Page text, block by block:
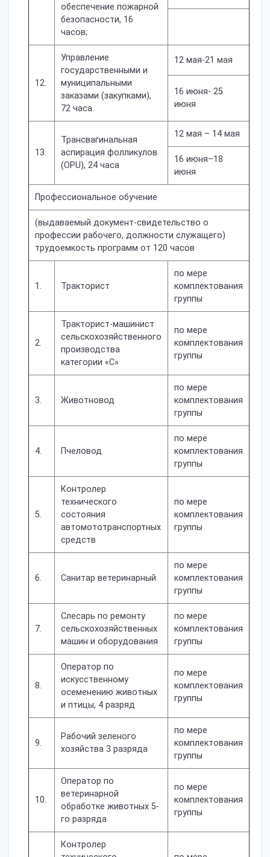
обеспечение пожарной
безопасности, 16
часов;
12.
Управление
государственными и
муниципальными
заказами (закупками),
72 часа.
12 мая-21 мая
16 июня- 25
июня
13.
Трансвагинальная
аспирация фолликулов
(OPU), 24 часа
12 мая – 14 мая
16 июня–18
июня
Профессиональное обучение
(выдаваемый документ-свидетельство о
профессии рабочего, должности служащего)
трудоемкость программ от 120 часов
1. Тракторист
по мере
комплектования
группы
2.
Тракторист-машинист
сельскохозяйственного
производства
категории «С»
по мере
комплектования
группы
3. Животновод
по мере
комплектования
группы
4. Пчеловод
по мере
комплектования
группы
5.
Контролер
технического
состояния
автомототранспортных
средств
по мере
комплектования
группы
6. Санитар ветеринарный
по мере
комплектования
группы
7.
Слесарь по ремонту
сельскохозяйственных
машин и оборудования
по мере
комплектования
группы
8.
Оператор по
искусственному
осеменению животных
и птицы, 4 разряд
по мере
комплектования
группы
9.
Рабочий зеленого
хозяйства 3 разряда
по мере
комплектования
группы
10.
Оператор по
ветеринарной
обработке животных 5-
го разряда
по мере
комплектования
группы
Контролер